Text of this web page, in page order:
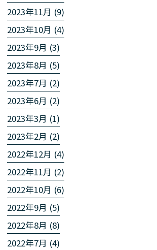
2023年11月 (9)
2023年10月 (4)
2023年9月 (3)
2023年8月 (5)
2023年7月 (2)
2023年6月 (2)
2023年3月 (1)
2023年2月 (2)
2022年12月 (4)
2022年11月 (2)
2022年10月 (6)
2022年9月 (5)
2022年8月 (8)
2022年7月 (4)